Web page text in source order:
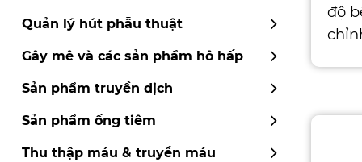
Quản lý hút phẫu thuật
Gây mê và các sản phẩm hô hấp
Sản phẩm truyền dịch
Sản phẩm ống tiêm
Thu thập máu & truyền máu
độ